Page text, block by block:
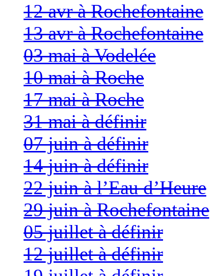
12 avr à Rochefontaine
13 avr à Rochefontaine
03 mai à Vodelée
10 mai à Roche
17 mai à Roche
31 mai à définir
07 juin à définir
14 juin à définir
22 juin à l’Eau d’Heure
29 juin à Rochefontaine
05 juillet à définir
12 juillet à définir